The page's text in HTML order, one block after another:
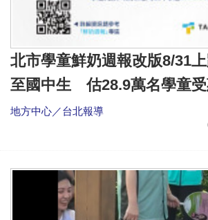
北市學童鮮奶週報改版8/31
至國中生 估28.9萬名學童
地方中心／台北報導